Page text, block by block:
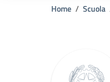
Home Scuola